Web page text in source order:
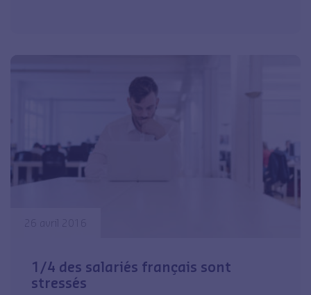
26 avril 2016
1/4 des salariés français sont
stressés